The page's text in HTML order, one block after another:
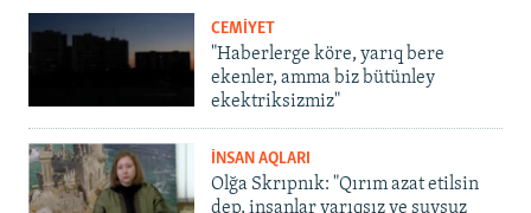
CEMİYET
"Haberlerge köre, yarıq bere
ekenler, amma biz bütünley
ekektriksizmiz"
İNSAN AQLARI
Olğa Skrıpnık: "Qırım azat etilsin
dep, insanlar yarıqsız ve suvsuz